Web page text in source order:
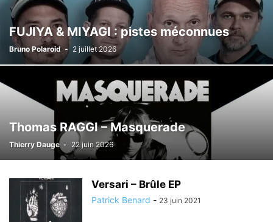
FUJIYA & MIYAGI : pistes méconnues
Bruno Polaroid - 2 juillet 2026
Thomas RAGGI – Masquerade
Thierry Dauge - 22 juin 2026
Versari – Brûle EP
Patrick Benard - 23 juin 2021